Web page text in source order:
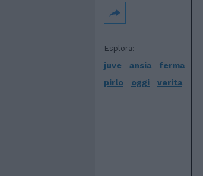
Esplora:
juve ansia
ferma
pirlo
oggi verita